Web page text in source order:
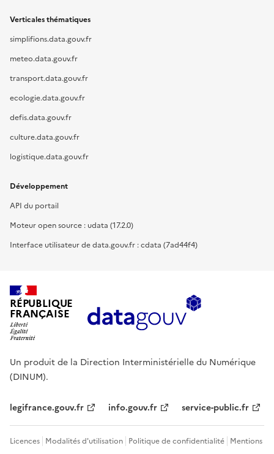
Verticales thématiques
simplifions.data.gouv.fr
meteo.data.gouv.fr
transport.data.gouv.fr
ecologie.data.gouv.fr
defis.data.gouv.fr
culture.data.gouv.fr
logistique.data.gouv.fr
Développement
API du portail
Moteur open source : udata (17.2.0)
Interface utilisateur de data.gouv.fr : cdata (7ad44f4)
RÉPUBLIQUE
FRANÇAISE
Un produit de la Direction Interministérielle du Numérique
(DINUM).
legifrance.gouv.fr info.gouv.fr service-public.fr
Licences Modalités d'utilisation Politique de confidentialité Mentions